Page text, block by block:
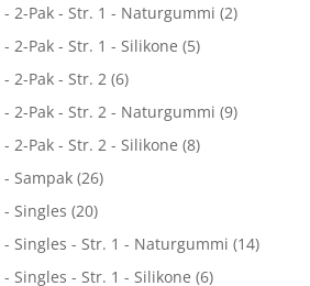
- 2-Pak - Str. 1 - Naturgummi (2)
2-Pak - Str. 1 - Silikone (5)
2-Pak - Str. 2 (6)
- 2-Pak - Str. 2 - Naturgummi (9)
2-Pak - Str. 2 - Silikone (8)
- Sampak (26)
- Singles (20)
- Singles - Str. 1 - Naturgummi (14)
Singles - Str. 1 - Silikone (6)